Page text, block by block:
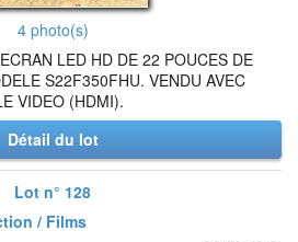
4 photo(s)
LED HD DE 22 POUCES DE
S22F350FHU. VENDU AVEC
VIDEO (HDMI).
Détail du lot
Lot n° 128
/ Films